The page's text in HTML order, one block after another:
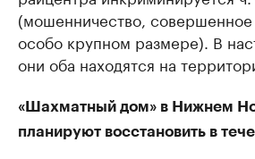
(мошенничество, совершенное
особо крупном размере). В
они оба находятся на
«Шахматный дом» в Нижнем
планируют восстановить в